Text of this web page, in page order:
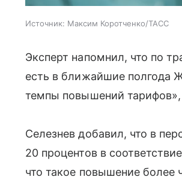
Источник: Максим Коротченко/ТАСС
Эксперт напомнил, что по
есть в ближайшие полгода
темпы повышений
Селезнев добавил, что в
20 процентов в
что такое повышение более